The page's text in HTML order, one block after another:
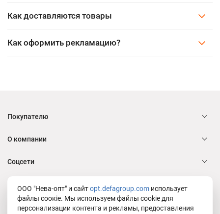
Как доставляются товары
Как оформить рекламацию?
Покупателю
О компании
Соцсети
Служба заботы Defa group
ООО "Нева-опт" и сайтopt.defagroup.com использует
файлы соокіе. Мы используем файлы cookie для
персонализации контента и рекламы, предоставления